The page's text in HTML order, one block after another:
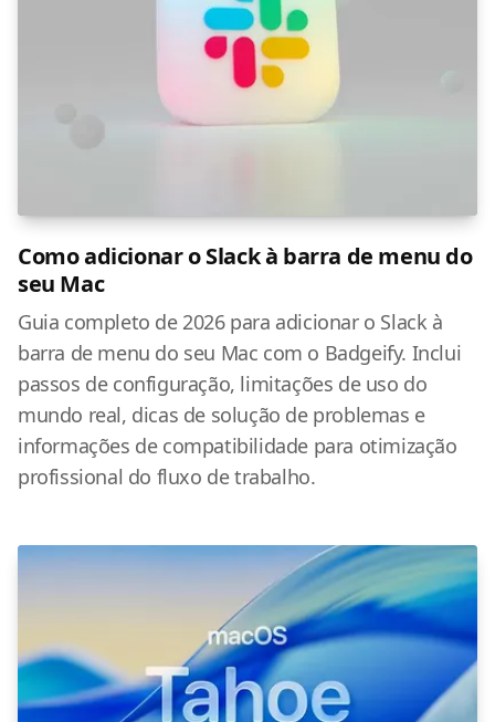
Como adicionar o Slack à barra de menu do
seu Mac
Guia completo de 2026 para adicionar o Slack à
barra de menu do seu Mac com o Badgeify. Inclui
passos de configuração, limitações de uso do
mundo real, dicas de solução de problemas e
informações de compatibilidade para otimização
profissional do fluxo de trabalho.